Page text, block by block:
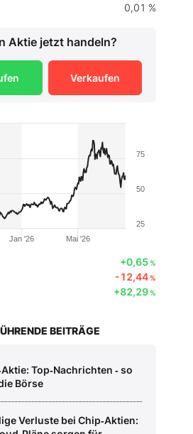
0,01 %
Aktie jetzt handeln?
Verkaufen
Jan '26 Mai '26
25
50
75
+0,65%
-12,44%
+82,29%
BEITRÄGE
Top‑Nachrichten ‑ so
Börse
Verluste bei Chip‑Aktien: